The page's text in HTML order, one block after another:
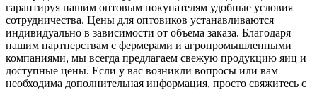
гарантируя нашим оптовым покупателям удобные условия
сотрудничества. Цены для оптовиков устанавливаются
индивидуально в зависимости от объема заказа. Благодаря
нашим партнерствам с фермерами и агропромышленными
компаниями, мы всегда предлагаем свежую продукцию яиц и
доступные цены. Если у вас возникли вопросы или вам
необходима дополнительная информация, просто свяжитесь с